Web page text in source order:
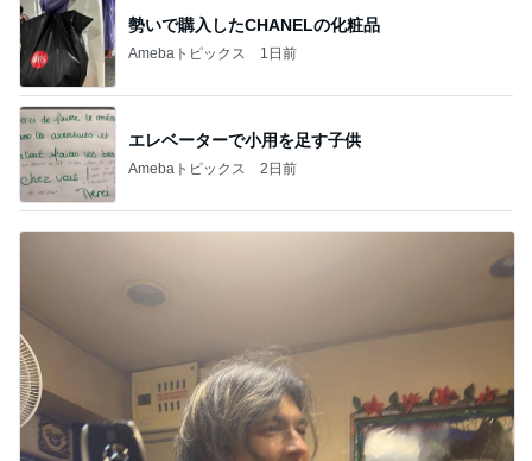
勢いで購入したCHANELの化粧品
Amebaトピックス 1日前
エレベーターで小用を足す子供
Amebaトピックス 2日前